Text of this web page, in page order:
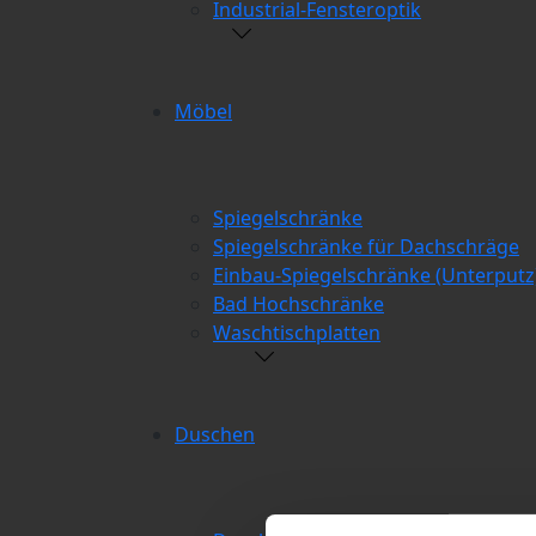
Industrial-Fensteroptik
Möbel
Spiegelschränke
Spiegelschränke für Dachschräge
Einbau-Spiegelschränke
Bad Hochschränke
Waschtischplatten
Duschen